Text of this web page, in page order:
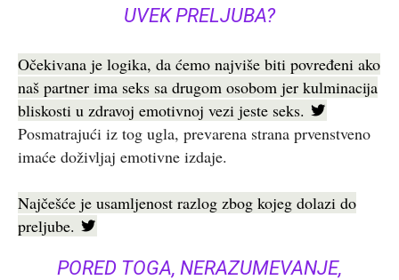
UVEK PRELJUBA?
Očekivana je logika, da ćemo najviše biti povređeni ako
naš partner ima seks sa drugom osobom jer kulminacija
bliskosti u zdravoj emotivnoj vezi jeste seks.
Posmatrajući iz tog ugla, prevarena strana prvenstveno
imaće doživljaj emotivne izdaje.
Najčešće je usamljenost razlog zbog kojeg dolazi do
preljube.
PORED TOGA, NERAZUMEVANJE,